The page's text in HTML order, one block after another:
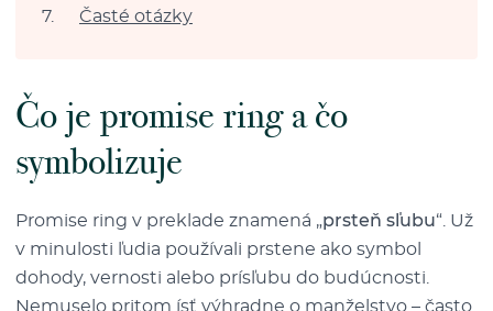
Časté otázky
Čo je promise ring a čo
symbolizuje
Promise ring v preklade znamená „prsteň sľubu“. Už
v minulosti ľudia používali prstene ako symbol
dohody, vernosti alebo prísľubu do budúcnosti.
Nemuselo pritom ísť výhradne o manželstvo – často